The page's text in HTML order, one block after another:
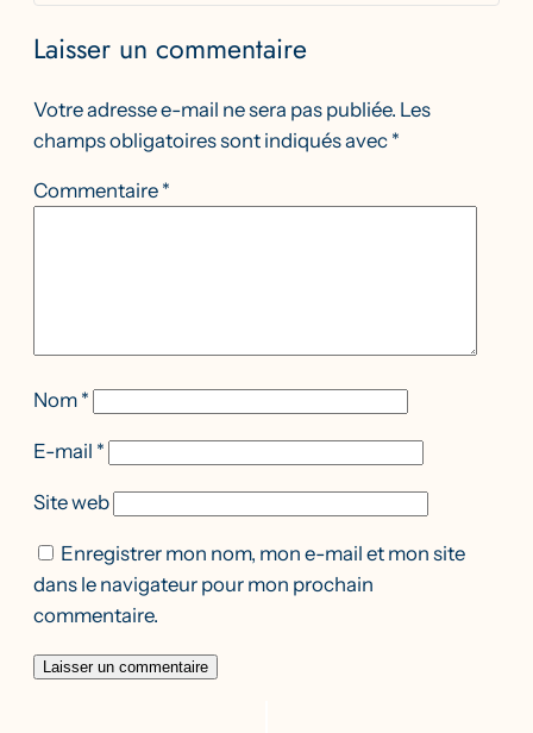
Laisser un commentaire
Votre adresse e-mail ne sera pas publiée. Les
champs obligatoires sont indiqués avec *
Commentaire *
Nom *
E-mail *
Site web
Enregistrer mon nom, mon e-mail et mon site
dans le navigateur pour mon prochain
commentaire.